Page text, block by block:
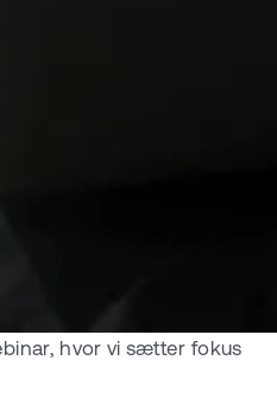
hvor vi sætter fokus